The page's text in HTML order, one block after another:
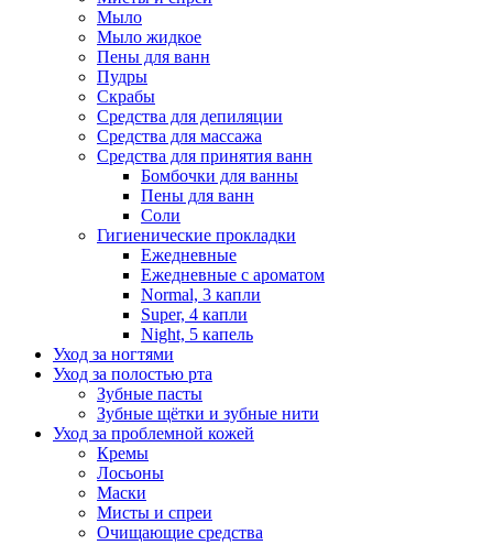
Мыло
Мыло жидкое
Пены для ванн
Пудры
Скрабы
Средства для депиляции
Средства для массажа
Средства для принятия ванн
Бомбочки для ванны
Пены для ванн
Соли
Гигиенические прокладки
Ежедневные
Ежедневные с ароматом
Normal, 3 капли
Super, 4 капли
Night, 5 капель
Уход за ногтями
Уход за полостью рта
Зубные пасты
Зубные щётки и зубные нити
Уход за проблемной кожей
Кремы
Лосьоны
Маски
Мисты и спреи
Очищающие средства